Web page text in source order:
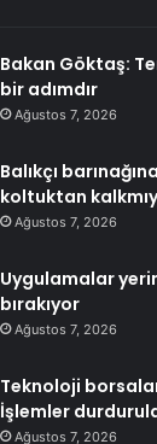
Bakan Göktaş:
bir adımdır
Ağustos 7, 2026
Balıkçı
koltuktan
Ağustos 7, 2026
Uygulamalar
bırakıyor
Ağustos 7, 2026
Teknoloji
İşlemler
Ağustos 7, 2026